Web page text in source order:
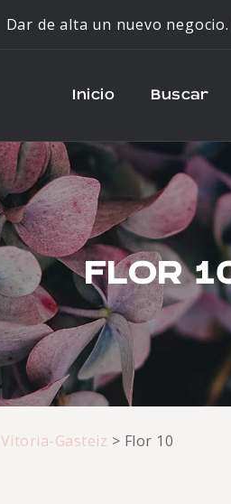
Dar de alta un nuevo negocio.
Inicio Buscar
FLOR
Vitoria-Gasteiz > Flor 10